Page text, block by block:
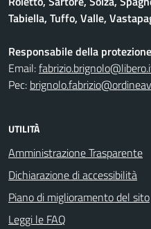
Tabiella, Tuffo, Valle,
Responsabile della
Email:
Pec:
UTILITÀ
Amministrazione Trasparente
Dichiarazione di accessibilità
Piano di miglioramento del sito
Leggi le FAQ